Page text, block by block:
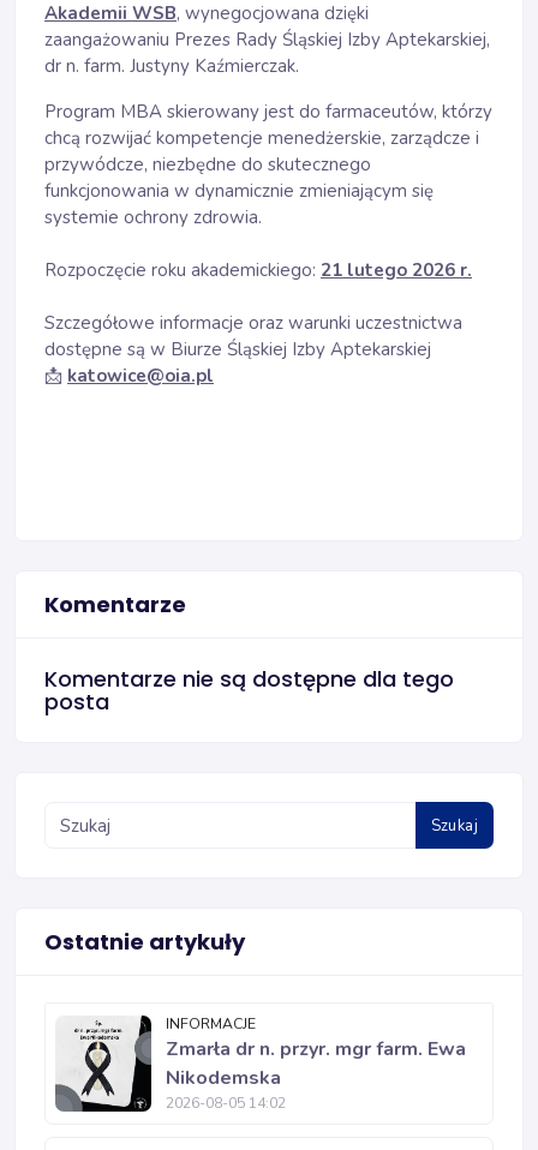
Akademii WSB, wynegocjowana dzięki
zaangażowaniu Prezes Rady Śląskiej Izby Aptekarskiej,
dr n. farm. Justyny Kaźmierczak.
Program MBA skierowany jest do farmaceutów, którzy
chcą rozwijać kompetencje menedżerskie, zarządcze i
przywódcze, niezbędne do skutecznego
funkcjonowania w dynamicznie zmieniającym się
systemie ochrony zdrowia.
Rozpoczęcie roku akademickiego: 21 lutego 2026 r.
Szczegółowe informacje oraz warunki uczestnictwa
dostępne są w Biurze Śląskiej Izby Aptekarskiej
📩 katowice@oia.pl
Komentarze
Komentarze nie są dostępne dla tego
posta
Szukaj
Ostatnie artykuły
INFORMACJE
Zmarła dr n. przyr. mgr farm. Ewa
Nikodemska
2026-08-05 14:02